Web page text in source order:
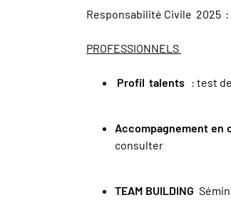
Responsabilité Civile 2025 :
PROFESSIONNELS
Profil talents : test
Accompagnement en
consulter
TEAM BUILDING